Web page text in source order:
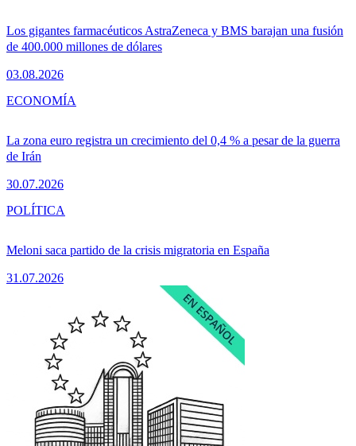
Los gigantes farmacéuticos AstraZeneca y BMS barajan una fusión
de 400.000 millones de dólares
03.08.2026
La zona euro registra un crecimiento del 0,4 % a pesar de la guerra
de Irán
30.07.2026
ECONOMÍA
Meloni saca partido de la crisis migratoria en España
31.07.2026
POLÍTICA